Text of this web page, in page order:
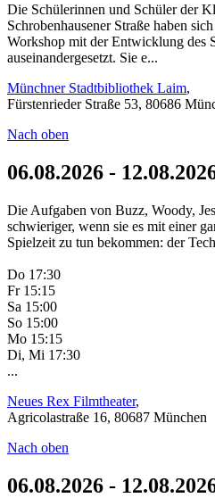
Die Schülerinnen und Schüler der
Schrobenhausener Straße haben
Workshop mit der Entwicklung des
auseinandergesetzt. Sie e...
Münchner Stadtbibliothek Laim,
Fürstenrieder Straße 53, 80686
Nach oben
06.08.2026 -
Die Aufgaben von Buzz, Woody,
schwieriger, wenn sie es mit einer
Spielzeit zu tun bekommen: der
Do 17:30
Fr 15:15
Sa 15:00
So 15:00
Mo 15:15
Di, Mi 17:30
...
Neues Rex Filmtheater,
Agricolastraße 16, 80687 München
Nach oben
06.08.2026 -